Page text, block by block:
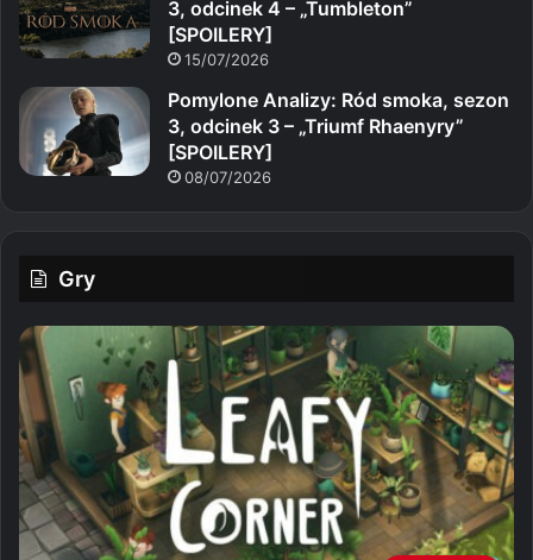
3, odcinek 4 – „Tumbleton”
[SPOILERY]
15/07/2026
Pomylone Analizy: Ród smoka, sezon
3, odcinek 3 – „Triumf Rhaenyry”
[SPOILERY]
08/07/2026
Gry